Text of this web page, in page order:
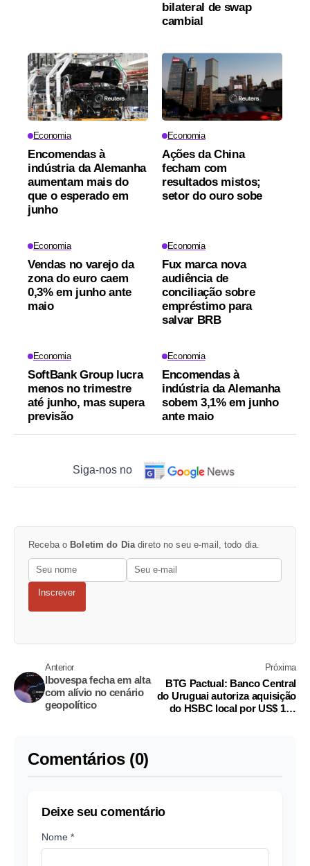
bilateral de swap
cambial
Economia
Encomendas à
indústria da Alemanha
aumentam mais do
que o esperado em
junho
Economia
Ações da China
fecham com
resultados mistos;
setor do ouro sobe
Economia
Vendas no varejo da
zona do euro caem
0,3% em junho ante
maio
Economia
Fux marca nova
audiência de
conciliação sobre
empréstimo para
salvar BRB
Economia
SoftBank Group lucra
menos no trimestre
até junho, mas supera
previsão
Economia
Encomendas à
indústria da Alemanha
sobem 3,1% em junho
ante maio
Siga-nos no
Receba o Boletim do Diadireto no seu e-mail, todo dia.
Inscrever
Anterior
Ibovespa fecha em alta
com alívio no cenário
geopolítico
Próxima
BTG Pactual: Banco Central
do Uruguai autoriza aquisição
do HSBC local por US$ 175
Comentários (0)
Deixe seu comentário
Nome *